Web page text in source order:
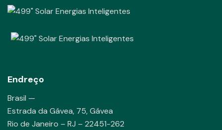
Endreço
Brasil —
Estrada da Gávea, 75, Gávea
Rio de Janeiro – RJ – 22451-262